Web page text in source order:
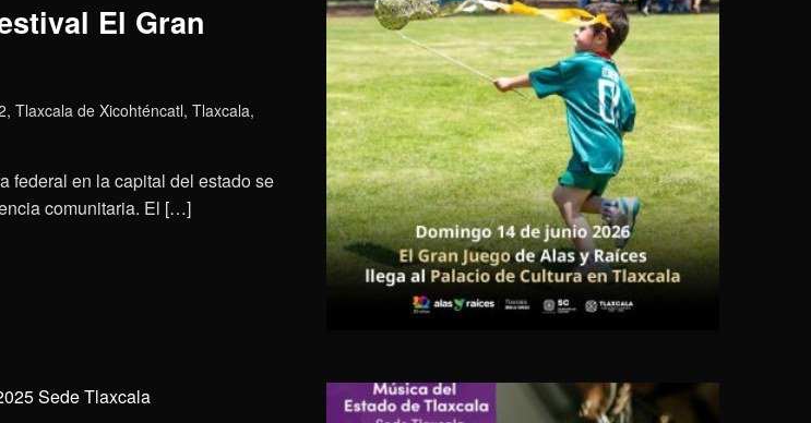
El Gran
Tlaxcala de Xicohténcatl, Tlaxcala,
federal en la capital del estado se
comunitaria. El […]
Sede Tlaxcala